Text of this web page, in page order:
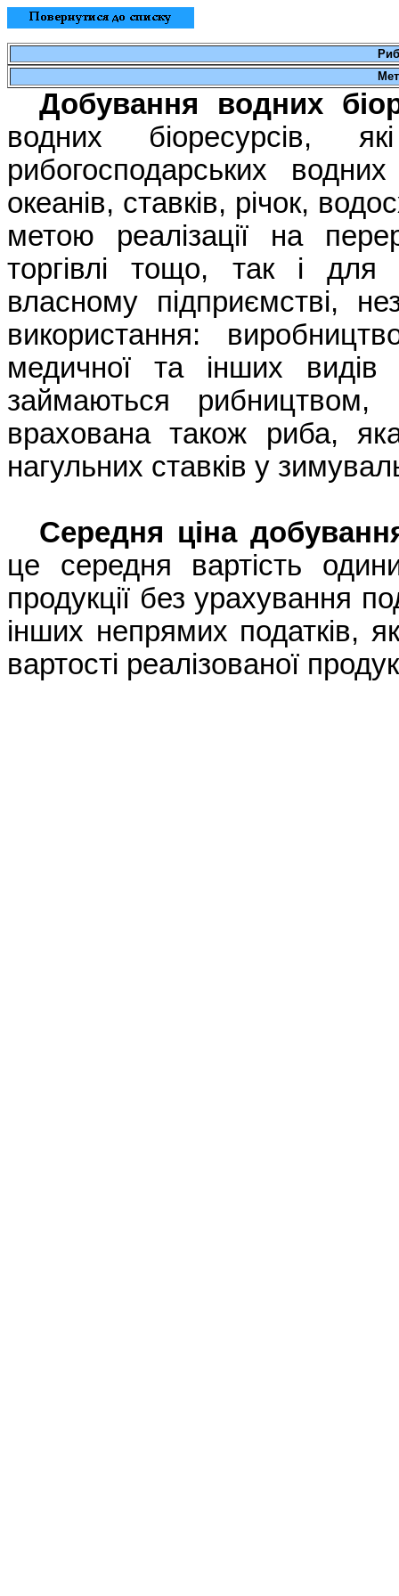
Добування водних
водних біоресурсів,
рибогосподарських
океанів, ставків, річок,
метою реалізації на
торгівлі тощо, так і для
власному підприємстві,
використання:
медичної та інших видів
займаються
врахована також риба,
нагульних ставків у
Середня ціна
це середня вартість
продукції без урахування
інших непрямих податків,
вартості реалізованої